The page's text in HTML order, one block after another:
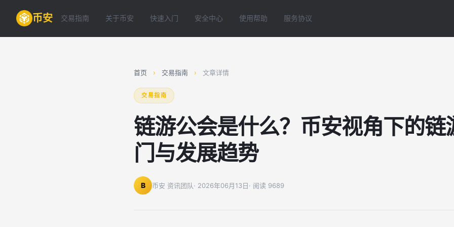
币安 交易指南 关于币安 快速入门 安全中心 使用帮助 服务协议
首页 › 交易指南 › 文章详情
交易指南
链游公会是什么？币安视角下的链
门与发展趋势
B 币安 资讯团队· 2026年06月13日· 阅读 9689